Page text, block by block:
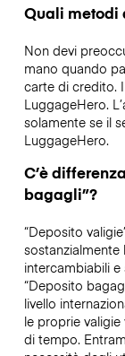
Quali metodi
Non devi
mano quando
carte di credito.
LuggageHero.
solamente se il
LuggageHero.
C’è
bagagli”?
“Deposito
sostanzialmente
intercambiabili
“Deposito
livello
le proprie
di tempo.